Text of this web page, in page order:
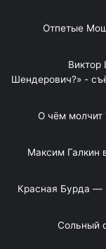
Отпетые
Виктор
Шендерович?» -
«О чём
Максим Галкин
Красная Бурда —
"Сольный